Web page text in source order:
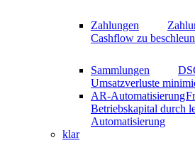
Zahlungen
Cashflow zu
Sammlungen
Umsatzverluste
AR-Automatisierung
Betriebskapital durch
Automatisierung
klar